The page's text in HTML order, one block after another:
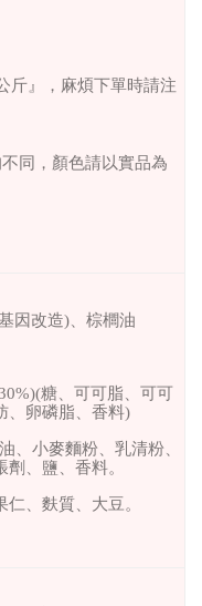
斤』，麻煩下單時請注
同，顏色請以實品為
因改造)、棕櫚油
糖、可可脂、可可
、卵磷脂、香料)
、小麥麵粉、乳清粉、
、鹽、香料。
、麩質、大豆。